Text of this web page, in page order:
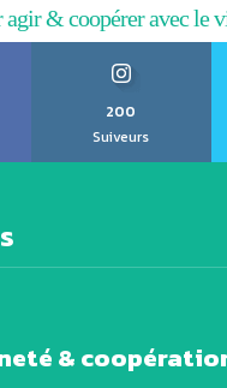
agir & coopérer avec le
200
Suiveurs
&